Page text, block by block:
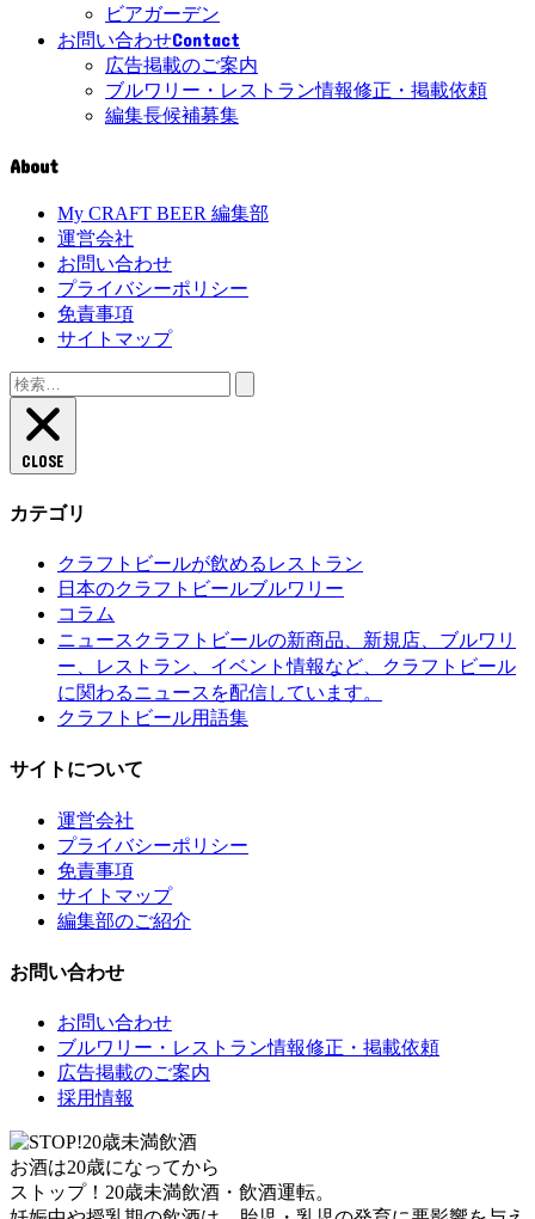
ビアガーデン
お問い合わせContact
広告掲載のご案内
ブルワリー・レストラン情報修正・掲載依頼
編集長候補募集
About
My CRAFT BEER 編集部
運営会社
お問い合わせ
プライバシーポリシー
免責事項
サイトマップ
検
索:
CLOSE
カテゴリ
クラフトビールが飲めるレストラン
日本のクラフトビールブルワリー
コラム
ニュース クラフトビールの新商品、新規店、ブルワリ
ー、レストラン、イベント情報など、クラフトビール
に関わるニュースを配信しています。
クラフトビール用語集
サイトについて
運営会社
プライバシーポリシー
免責事項
サイトマップ
編集部のご紹介
お問い合わせ
お問い合わせ
ブルワリー・レストラン情報修正・掲載依頼
広告掲載のご案内
採用情報
お酒は20歳になってから
ストップ！20歳未満飲酒・飲酒運転。